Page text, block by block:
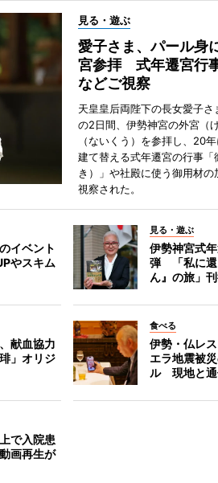
見る・遊ぶ
愛子さま、パール身
宮参拝 式年遷宮行
などご視察
天皇皇后両陛下の長女愛子さ
の2日間、伊勢神宮の外宮（
（ないくう）を参拝し、20
建て替える式年遷宮の行事「
き）」や社殿に使う御用材
視察された。
イベント
やスキム
見る・遊ぶ
伊勢神宮式
弾 「私に還
ん』の旅」
献血協力
」オリジ
食べる
伊勢・仏レ
エラ地震被
ル 現地と
で入院患
画再生が